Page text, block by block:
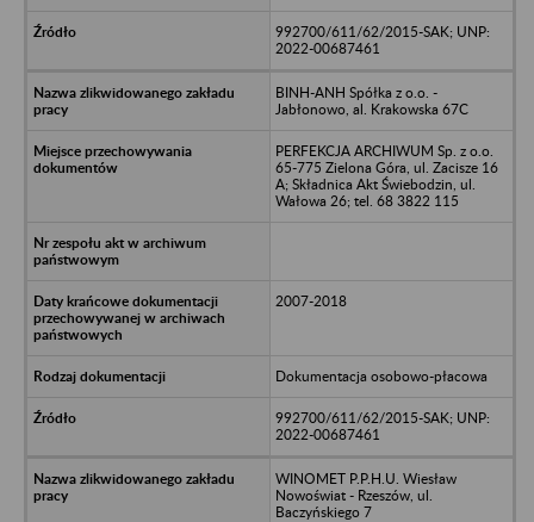
992700/611/62/2015-SAK; UNP:
2022-00687461
BINH-ANH Spółka z o.o. -
Jabłonowo, al. Krakowska 67C
PERFEKCJA ARCHIWUM Sp. z o.o.
65-775 Zielona Góra, ul. Zacisze 16
A; Składnica Akt Świebodzin, ul.
Wałowa 26; tel. 68 3822 115
2007-2018
Dokumentacja osobowo-płacowa
992700/611/62/2015-SAK; UNP:
2022-00687461
WINOMET P.P.H.U. Wiesław
Nowoświat - Rzeszów, ul.
Baczyńskiego 7